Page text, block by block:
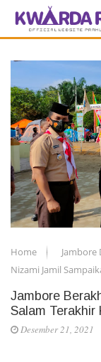
Home Jambore
Nizami Jamil
Jambore
Salam Terakhir
Desember 21, 2021